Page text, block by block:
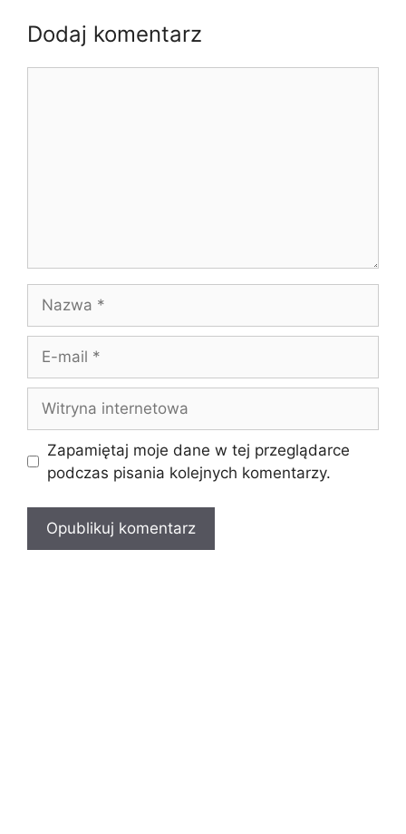
Dodaj komentarz
mail
internetowa
Zapamiętaj moje dane w tej przeglądarce
podczas pisania kolejnych komentarzy.